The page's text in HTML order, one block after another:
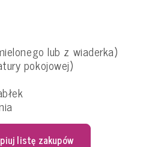
lub z wiaderka)
pokojowej)
listę zakupów